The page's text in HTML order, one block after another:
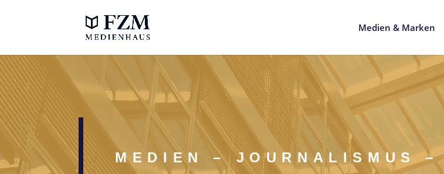
Medien & Marken
MEDIEN – JOURNALISMUS –